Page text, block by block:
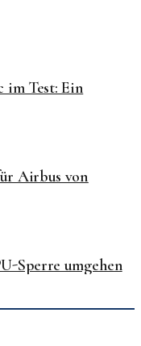
im Test: Ein
Airbus von
Sperre umgehen